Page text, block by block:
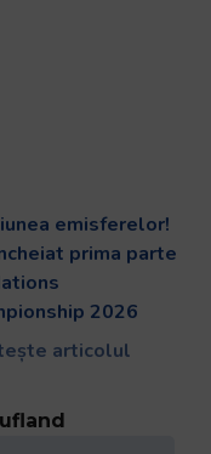
emisferelor!
prima parte
2026
articolul